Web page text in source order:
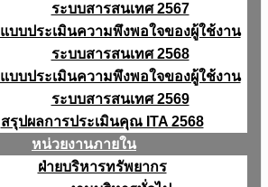
ระบบสารสนเทศ 2567
แบบประเมินความพึงพอใจของผู้ใช้งาน
ระบบสารสนเทศ 2568
แบบประเมินความพึงพอใจของผู้ใช้งาน
ระบบสารสนเทศ 2569
สรุปผลการประเมินคุณ ITA 2568
หน่วยงานภายใน
ฝ่ายบริหารทรัพยากร